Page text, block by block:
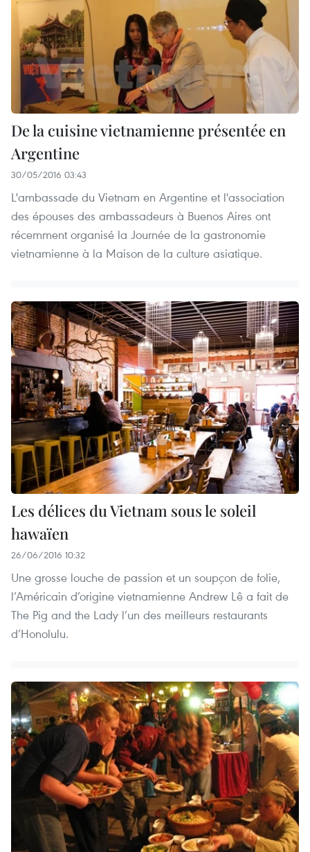
De la cuisine vietnamienne présentée en
Argentine
30/05/2016 03:43
L'ambassade du Vietnam en Argentine et l'association
des épouses des ambassadeurs à Buenos Aires ont
récemment organisé la Journée de la gastronomie
vietnamienne à la Maison de la culture asiatique.
Les délices du Vietnam sous le soleil
hawaïen
26/06/2016 10:32
Une grosse louche de passion et un soupçon de folie,
l’Américain d’origine vietnamienne Andrew Lê a fait de
The Pig and the Lady l’un des meilleurs restaurants
d’Honolulu.